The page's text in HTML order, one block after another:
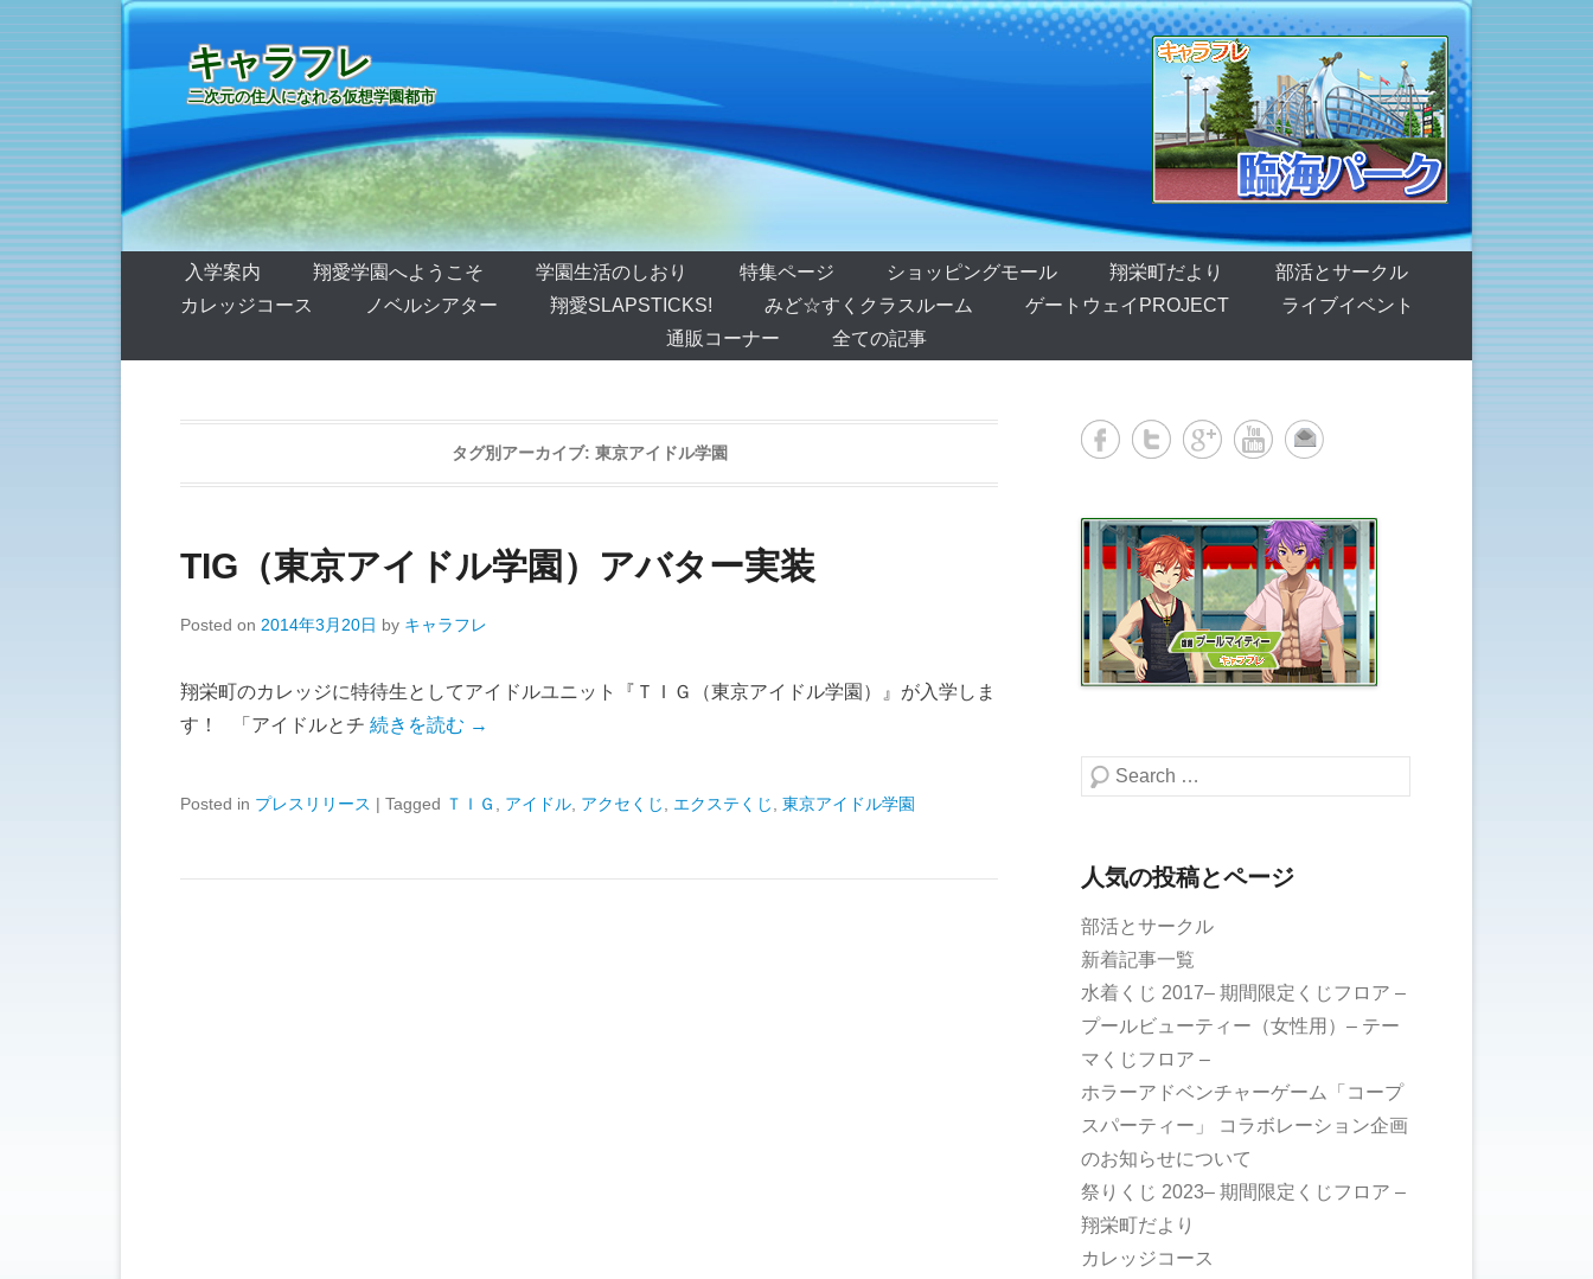
キャラフレ
二次元の住人になれる仮想学園都市
第1メニュー
コンテンツへ移動
入学案内 翔愛学園へようこそ 学園生活のしおり 特集ページ ショッピングモール 翔栄町だより
部活とサークル
カレッジコース
ノベルシアター 翔愛SLAPSTICKS! みど☆すくクラスルーム ゲートウェイPROJECT
ライブイベント
通販コーナー
全ての記事
タグ別アーカイブ: 東京アイドル学園
TIG（東京アイドル学園）アバター実装
Posted on 2014年3月20日 by キャラフレ
翔栄町のカレッジに特待生としてアイドルユニット『ＴＩＧ（東京アイドル学園）』が入学しま
す！ 「アイドルとチ 続きを読む →
Posted in プレスリリース | Tagged ＴＩＧ アイドル アクセくじ エクステくじ 東京アイドル学園
検索する
人気の投稿とページ
部活とサークル
新着記事一覧
水着くじ 2017– 期間限定くじフロア –
プールビューティー（女性用）– テー
マくじフロア –
ホラーアドベンチャーゲーム「コープ
スパーティー」 コラボレーション企画
のお知らせについて
祭りくじ 2023– 期間限定くじフロア –
翔栄町だより
カレッジコース